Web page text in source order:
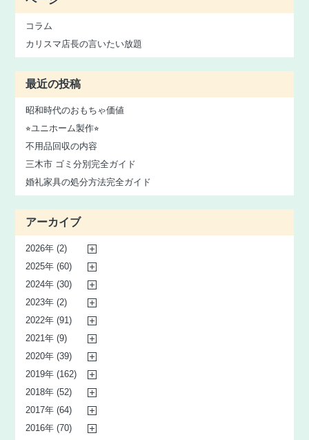
コラム
カリスマ店長の言いたい放題
最近の投稿
昭和時代のおもちゃ価値
⭐︎ユニホーム製作⭐︎
不用品回収の内容
三木市 ゴミ分別完全ガイド
婚礼家具の処分方法完全ガイド
アーカイブ
2026年 (2)
2025年 (60)
2024年 (30)
2023年 (2)
2022年 (91)
2021年 (9)
2020年 (39)
2019年 (162)
2018年 (52)
2017年 (64)
2016年 (70)